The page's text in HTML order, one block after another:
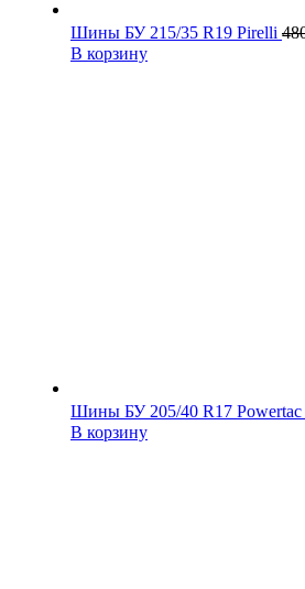
Шины БУ 215/35 R19 Pirelli
В корзину
Шины БУ 205/40 R17 Powertac
В корзину